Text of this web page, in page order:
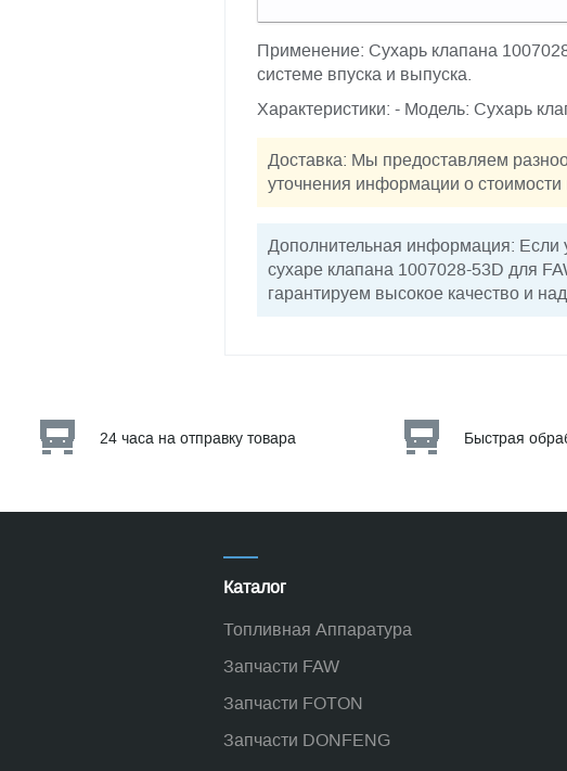
Применение: Сухарь клапана
системе впуска и выпуска.
Характеристики: - Модель: Сухарь
Доставка: Мы предоставляем
уточнения информации о
Дополнительная информация: Если
сухаре клапана 1007028-53D для
гарантируем высокое качество и
24 часа на отправку товара Быстрая
Каталог
Топливная Аппаратура
Запчасти FAW
Запчасти FOTON
Запчасти DONFENG